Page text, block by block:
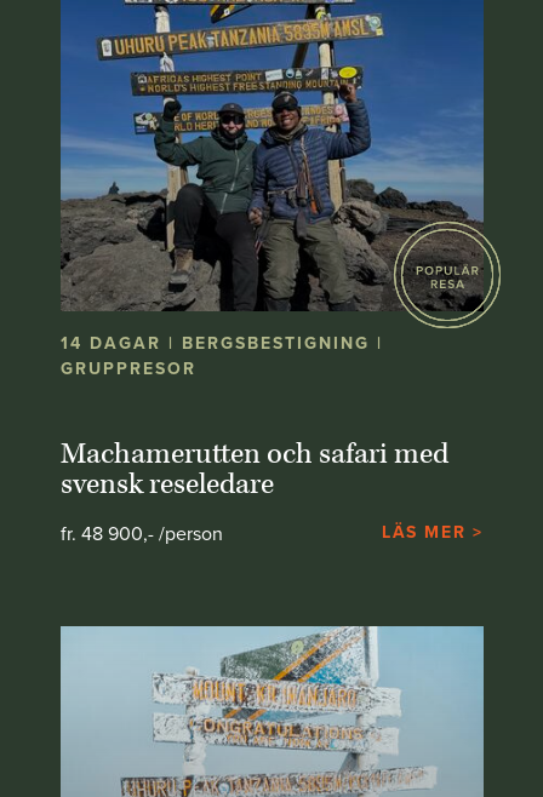
14 DAGAR | BERGSBESTIGNING |
GRUPPRESOR
Machamerutten och safari med
svensk reseledare
fr. 48 900,- /person LÄS MER >